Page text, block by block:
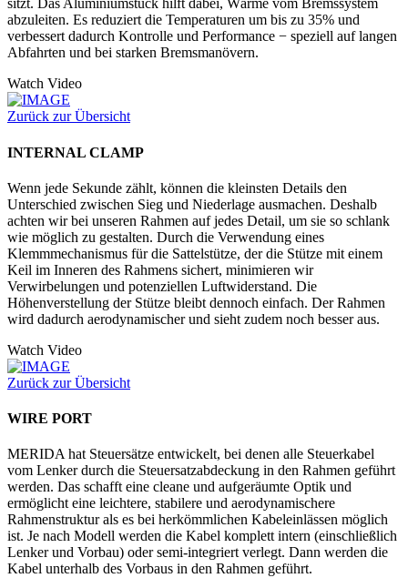
sitzt. Das Aluminiumstück hilft dabei, Wärme vom Bremssystem
abzuleiten. Es reduziert die Temperaturen um bis zu 35% und
verbessert dadurch Kontrolle und Performance − speziell auf langen
Abfahrten und bei starken Bremsmanövern.
Watch Video
Zurück zur Übersicht
INTERNAL CLAMP
Wenn jede Sekunde zählt, können die kleinsten Details den
Unterschied zwischen Sieg und Niederlage ausmachen. Deshalb
achten wir bei unseren Rahmen auf jedes Detail, um sie so schlank
wie möglich zu gestalten. Durch die Verwendung eines
Klemmmechanismus für die Sattelstütze, der die Stütze mit einem
Keil im Inneren des Rahmens sichert, minimieren wir
Verwirbelungen und potenziellen Luftwiderstand. Die
Höhenverstellung der Stütze bleibt dennoch einfach. Der Rahmen
wird dadurch aerodynamischer und sieht zudem noch besser aus.
Watch Video
Zurück zur Übersicht
WIRE PORT
MERIDA hat Steuersätze entwickelt, bei denen alle Steuerkabel
vom Lenker durch die Steuersatzabdeckung in den Rahmen geführt
werden. Das schafft eine cleane und aufgeräumte Optik und
ermöglicht eine leichtere, stabilere und aerodynamischere
Rahmenstruktur als es bei herkömmlichen Kabeleinlässen möglich
ist. Je nach Modell werden die Kabel komplett intern (einschließlich
Lenker und Vorbau) oder semi-integriert verlegt. Dann werden die
Kabel unterhalb des Vorbaus in den Rahmen geführt.